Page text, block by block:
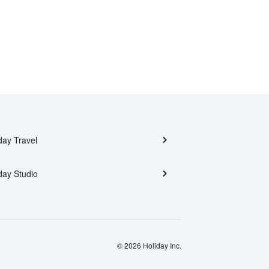
Travel
Studio
© 2026 Holiday Inc.